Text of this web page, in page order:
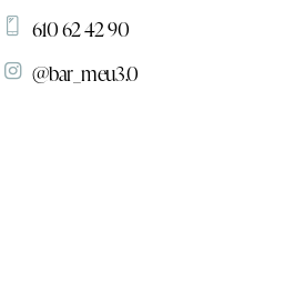
610 62 42 90
@bar_meu3.0